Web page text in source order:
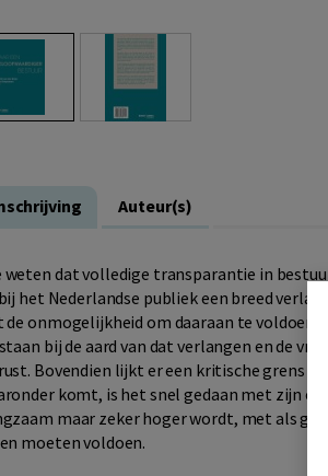
Auteur(s)
weten dat volledige transparantie in
het Nederlandse publiek een breed
de onmogelijkheid om daaraan te voldoen
bij de aard van dat verlangen en de
Bovendien lijkt er een kritische grens
komt, is het snel gedaan met zijn
maar zeker hoger wordt, met als
moeten voldoen.